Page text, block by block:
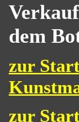
dem
zur
zur